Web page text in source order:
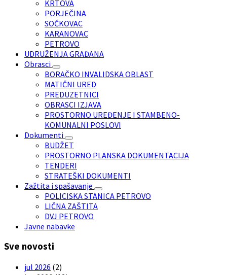
KRTOVA
PORJEČINA
SOČKOVAC
KARANOVAC
PETROVO
UDRUŽENJA GRAĐANA
Obrasci
BORAČKO INVALIDSKA OBLAST
MATIČNI URED
PREDUZETNICI
OBRASCI IZJAVA
PROSTORNO UREĐENJE I STAMBENO-
KOMUNALNI POSLOVI
Dokumenti
BUDŽET
PROSTORNO PLANSKA DOKUMENTACIJA
TENDERI
STRATEŠKI DOKUMENTI
Zažtita i spašavanje
POLICISKA STANICA PETROVO
LIČNA ZAŠTITA
DVJ PETROVO
Javne nabavke
Sve novosti
jul 2026 (2)